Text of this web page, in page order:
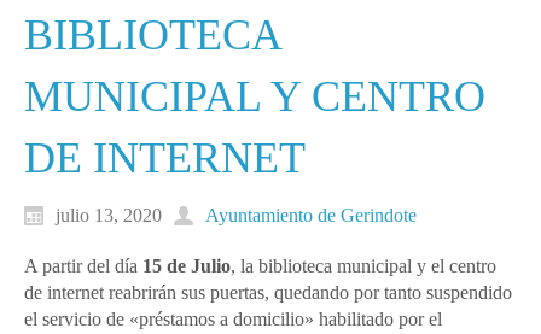
BIBLIOTECA
MUNICIPAL Y CENTRO
DE INTERNET
julio 13, 2020 Ayuntamiento de Gerindote
A partir del día 15 de Julio, la biblioteca municipal y el centro
de internet reabrirán sus puertas, quedando por tanto suspendido
el servicio de «préstamos a domicilio» habilitado por el